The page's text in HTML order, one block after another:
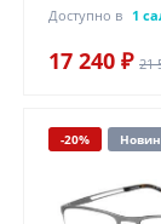
Доступно в 1
17 240 ₽ 21
-20%